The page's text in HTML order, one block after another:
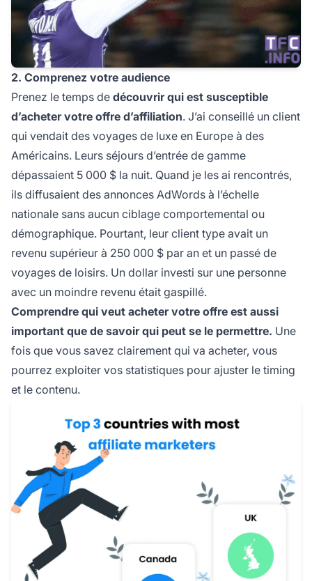
2. Comprenez votre audience
Prenez le temps de découvrir qui est susceptible
d’acheter votre offre d’affiliation. J’ai conseillé un client
qui vendait des voyages de luxe en Europe à des
Américains. Leurs séjours d’entrée de gamme
dépassaient 5 000 $ la nuit. Quand je les ai rencontrés,
ils diffusaient des annonces AdWords à l’échelle
nationale sans aucun ciblage comportemental ou
démographique. Pourtant, leur client type avait un
revenu supérieur à 250 000 $ par an et un passé de
voyages de loisirs. Un dollar investi sur une personne
avec un moindre revenu était gaspillé.
Comprendre qui veut acheter votre offre est aussi
important que de savoir qui peut se le permettre. Une
fois que vous savez clairement qui va acheter, vous
pourrez exploiter vos statistiques pour ajuster le timing
et le contenu.